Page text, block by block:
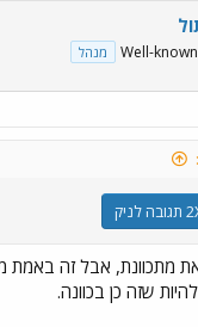
Well- מנהל
את מתכוונת, אבל זה באמת
שזה כן בכוונה.